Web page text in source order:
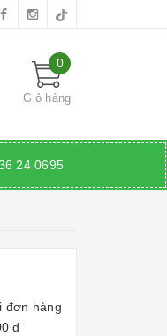
0
Giỏ hàng
24 0695
đơn hàng
đ